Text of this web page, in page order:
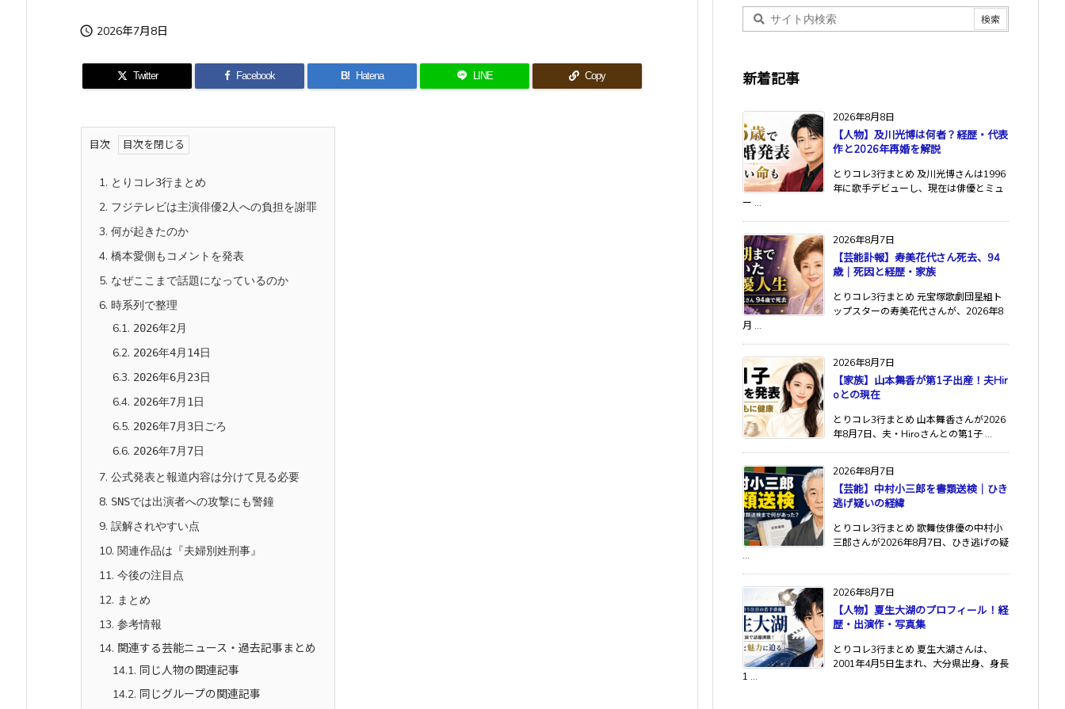
 2026年7月8日
Twitter Facebook B! Hatena LINE Copy
目次
1. とりコレ3行まとめ
2. フジテレビは主演俳優2人への負担を謝罪
3. 何が起きたのか
4. 橋本愛側もコメントを発表
5. なぜここまで話題になっているのか
6. 時系列で整理
6.1. 2026年2月
6.2. 2026年4月14日
6.3. 2026年6月23日
6.4. 2026年7月1日
6.5. 2026年7月3日ごろ
6.6. 2026年7月7日
7. 公式発表と報道内容は分けて見る必要
8. SNSでは出演者への攻撃にも警鐘
9. 誤解されやすい点
10. 関連作品は『夫婦別姓刑事』
11. 今後の注目点
12. まとめ
13. 参考情報
14. 関連する芸能ニュース・過去記事まとめ
14.1. 同じ人物の関連記事
14.2. 同じグループの関連記事
新着記事
2026年8月8日
【人物】及川光博は何者？経歴・代表
作と2026年再婚を解説
とりコレ3行まとめ 及川光博さんは1996
年に歌手デビューし、現在は俳優とミュ
ー ...
2026年8月7日
【芸能訃報】寿美花代さん死去、94
歳｜死因と経歴・家族
とりコレ3行まとめ 元宝塚歌劇団星組ト
ップスターの寿美花代さんが、2026年8
月 ...
2026年8月7日
【家族】山本舞香が第1子出産！夫Hir
oとの現在
とりコレ3行まとめ 山本舞香さんが2026
年8月7日、夫・Hiroさんとの第1子 ...
2026年8月7日
【芸能】中村小三郎を書類送検｜ひき
逃げ疑いの経緯
とりコレ3行まとめ 歌舞伎俳優の中村小
三郎さんが2026年8月7日、ひき逃げの疑
...
2026年8月7日
【人物】夏生大湖のプロフィール！経
歴・出演作・写真集
とりコレ3行まとめ 夏生大湖さんは、
2001年4月5日生まれ、大分県出身、身長
1 ...